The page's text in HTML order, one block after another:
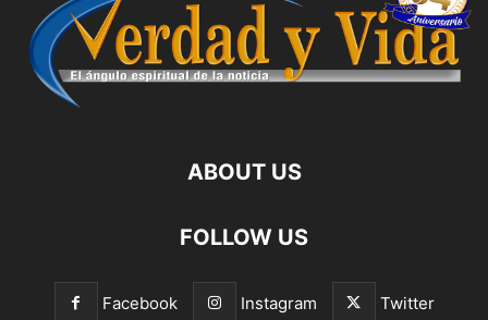
ABOUT US
FOLLOW US
Facebook Instagram Twitter